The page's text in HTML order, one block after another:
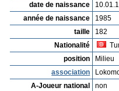
date de naissance
année de naissance
1985
taille
182
Nationalité
position
Milieu
association
A-Joueur national
non